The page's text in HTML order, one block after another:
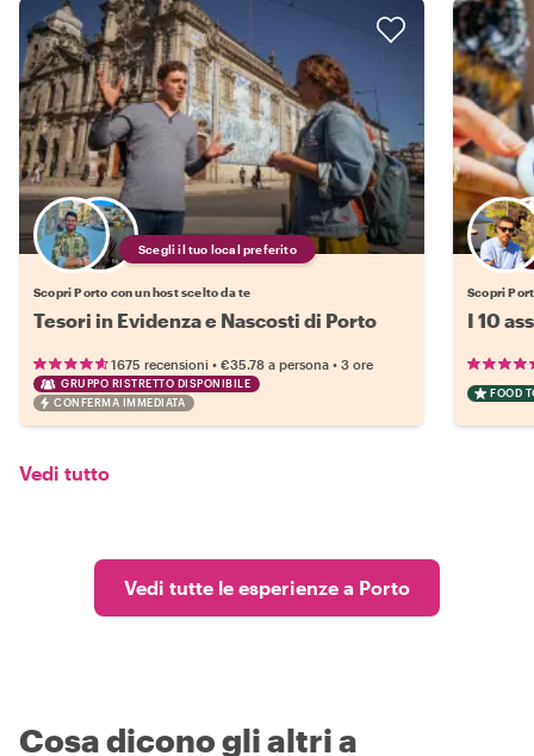
Scegli il tuo local preferito
Scopri Porto con un host scelto da te
Tesori in Evidenza e Nascosti di Porto
1675 recensioni • €35.78 a persona • 3 ore
GRUPPO RISTRETTO DISPONIBILE
CONFERMA IMMEDIATA
Scopri
I 10
FOOD
Vedi tutto
Vedi tutte le esperienze a Porto
Cosa dicono gli altri a